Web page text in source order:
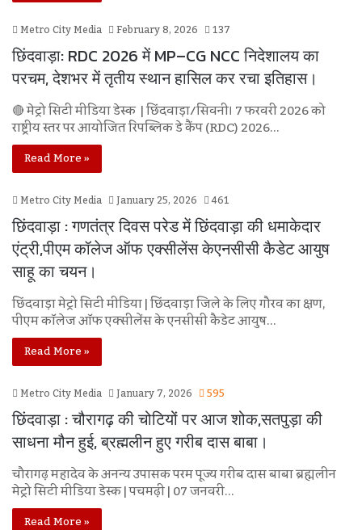
Metro City Media February 8, 2026 137
छिंदवाड़ा: RDC 2026 में MP–CG NCC निदेशालय का
परचम, देशभर में तृतीय स्थान हासिल कर रचा इतिहास।
🔴 मेट्रो सिटी मीडिया डेस्क | छिंदवाड़ा/सिवनी। 7 फरवरी 2026 को
राष्ट्रीय स्तर पर आयोजित रिपब्लिक डे कैंप (RDC) 2026…
Read More »
Metro City Media January 25, 2026 461
छिंदवाड़ा : गणतंत्र दिवस परेड में छिंदवाड़ा की धमाकेदार
एंट्री,पीएम कॉलेज ऑफ एक्सीलेंस केएनसीसी कैडेट आयुष
साहू का चयन।
छिंदवाड़ा मेट्रो सिटी मीडिया | छिंदवाड़ा जिले के लिए गौरव का क्षण,
पीएम कॉलेज ऑफ एक्सीलेंस के एनसीसी कैडेट आयुष…
Read More »
Metro City Media January 7, 2026 595
छिंदवाड़ा : चौरागढ़ की चोटियों पर आज शोक,सतपुड़ा की
साधना मौन हुई, ब्रह्मलीन हुए गरीब दास बाबा।
चौरागढ़ महादेव के अनन्य उपासक परम पूज्य गरीब दास बाबा ब्रह्मलीन
मेट्रो सिटी मीडिया डेस्क | पचमढ़ी | 07 जनवरी…
Read More »